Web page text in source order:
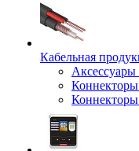
Кабельная
Коннекторы